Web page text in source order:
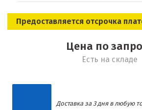
Предоставляется отсрочка
Цена по
Есть на складе
Доставка за 3 дня в любую